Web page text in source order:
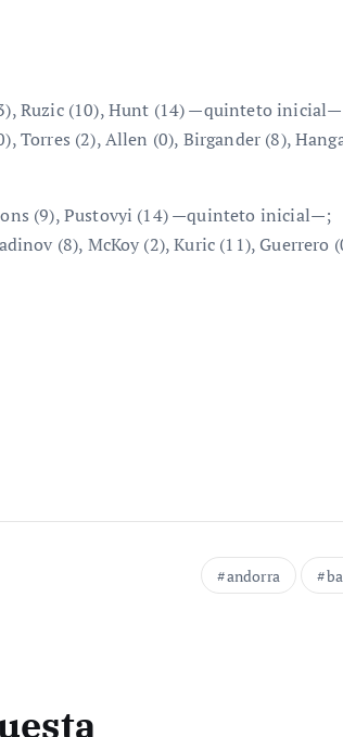
Ruzic (10), Hunt (14) —quinteto
Torres (2), Allen (0), Birgander (8),
(9), Pustovyi (14) —quinteto inicial—;
(8), McKoy (2), Kuric (11), Guerrero
andorra